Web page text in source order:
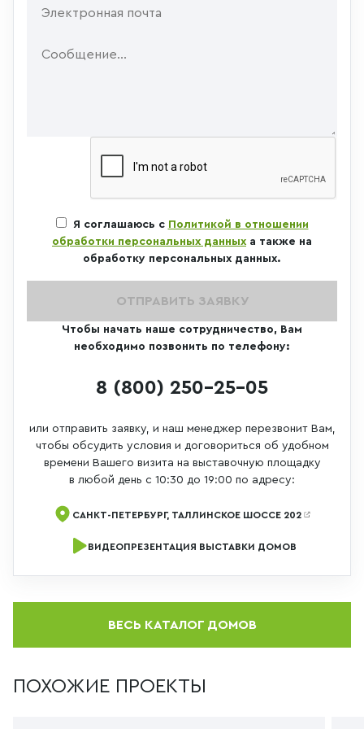
Чтобы начать наше сотрудничество, Вам
необходимо позвонить по телефону:
8 (800) 250-25-05
или отправить заявку, и наш менеджер перезвонит Вам,
чтобы обсудить условия и договориться об удобном
времени Вашего визита на выставочную площадку
в любой день с 10:30 до 19:00 по адресу:
САНКТ-ПЕТЕРБУРГ, ТАЛЛИНСКОЕ ШОССЕ 202
ВИДЕОПРЕЗЕНТАЦИЯ ВЫСТАВКИ ДОМОВ
Я соглашаюсь с Политикой в отношении
обработки персональных данных а также на
обработку персональных данных.
ОТПРАВИТЬ ЗАЯВКУ
ВЕСЬ КАТАЛОГ ДОМОВ
ПОХОЖИЕ ПРОЕКТЫ